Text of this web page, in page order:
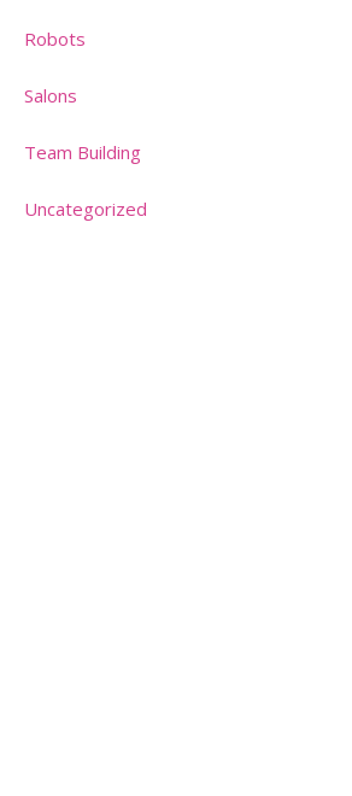
Robots
Salons
Team Building
Uncategorized